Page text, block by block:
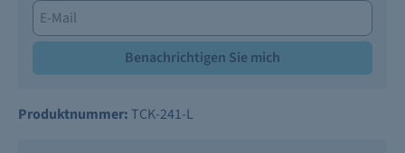
Benachrichtigen Sie mich
Produktnummer: TCK-241-L